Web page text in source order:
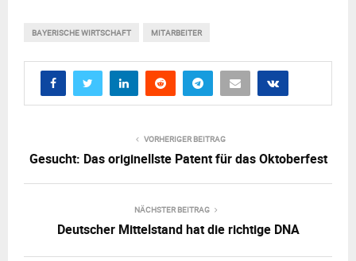
BAYERISCHE WIRTSCHAFT MITARBEITER
VORHERIGER BEITRAG
Gesucht: Das originellste Patent für das Oktoberfest
NÄCHSTER BEITRAG
Deutscher Mittelstand hat die richtige DNA